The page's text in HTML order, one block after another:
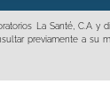
La Santé,
previamente a